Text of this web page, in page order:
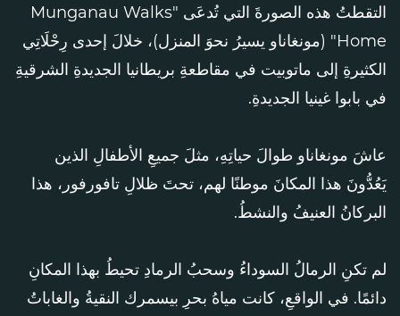
التقطتُ هذه الصورةَ التي تُدعَى "Munganau Walks
Home" (مونغاناو يسيرُ نحوَ المنزل)، خلالَ إحدى رِحْلَاتِي
الكثيرةِ إلى ماتوبيت في مقاطعةِ بريطانيا الجديدةِ الشرقيةِ
في بابوا غينيا الجديدةِ.
عاشَ مونغاناو طوالَ حياتِهِ، مثلَ جميعِ الأطفالِ الذين
يَعُدُّونَ هذا المكانَ موطنًا لهم، تحتَ ظلالِ تافورفور، هذا
البركانُ العنيفُ والنشطُ.
لم تكنِ الرمالُ السوداءُ وسحبُ الرمادِ تحيطُ بهذا المكانِ
دائمًا. في الواقعِ، كانت مياهُ بحرِ بيسمرك النقيةُ والغاباتُ